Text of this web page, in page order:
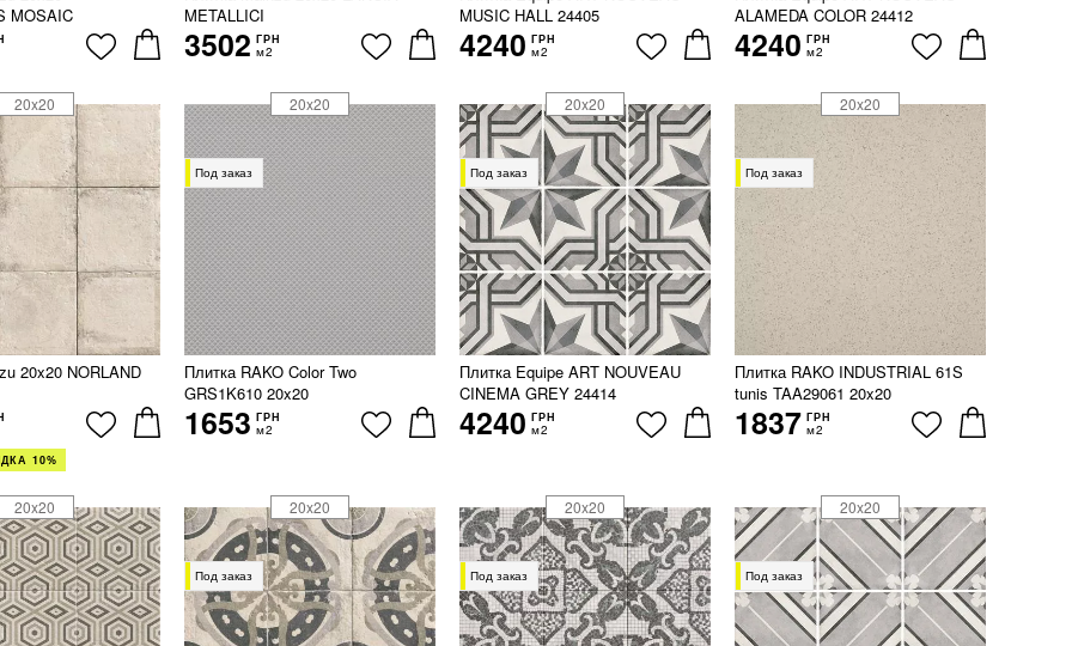
MOSAIC
METALLICI
3502 ГРН
м2
MUSIC HALL 24405
4240 ГРН
м2
ALAMEDA COLOR 24412
4240 ГРН
м2
20x20 NORLAND
10%
20x20
Под заказ
Плитка RAKO Color Two
GRS1K610 20x20
1653 ГРН
м2
20x20
Под заказ
Плитка Equipe ART NOUVEAU
CINEMA GREY 24414
4240 ГРН
м2
20x20
Под заказ
Плитка RAKO INDUSTRIAL 61S
tunis TAA29061 20x20
1837 ГРН
м2
20x20
20x20
Под заказ
20x20
Под заказ
20x20
Под заказ
20x20